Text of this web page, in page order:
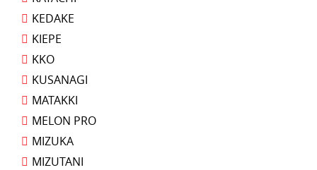
KEDAKE
KIEPE
KKO
KUSANAGI
MATAKKI
MELON PRO
MIZUKA
MIZUTANI